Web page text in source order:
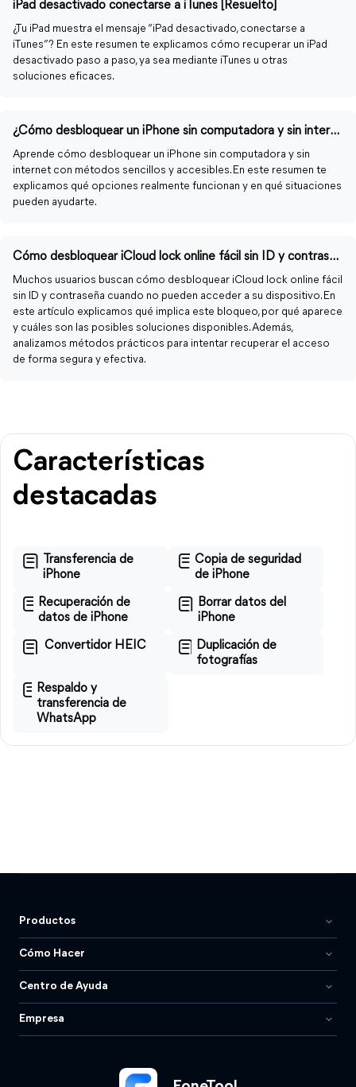
iPad desactivado conectarse a iTunes [Resuelto]
¿Tu iPad muestra el mensaje “iPad desactivado, conectarse a
iTunes”? En este resumen te explicamos cómo recuperar un iPad
desactivado paso a paso, ya sea mediante iTunes u otras
soluciones eficaces.
¿Cómo desbloquear un iPhone sin computadora y sin internet?
Aprende cómo desbloquear un iPhone sin computadora y sin
internet con métodos sencillos y accesibles. En este resumen te
explicamos qué opciones realmente funcionan y en qué situaciones
pueden ayudarte.
Cómo desbloquear iCloud lock online fácil sin ID y contraseña
Muchos usuarios buscan cómo desbloquear iCloud lock online fácil
sin ID y contraseña cuando no pueden acceder a su dispositivo. En
este artículo explicamos qué implica este bloqueo, por qué aparece
y cuáles son las posibles soluciones disponibles. Además,
analizamos métodos prácticos para intentar recuperar el acceso
de forma segura y efectiva.
Características
destacadas
Transferencia de
iPhone
Copia de seguridad
de iPhone
Recuperación de
datos de iPhone
Borrar datos del
iPhone
Convertidor HEIC
Duplicación de
fotografías
Respaldo y
transferencia de
WhatsApp
Productos
Cómo Hacer
Centro de Ayuda
Empresa